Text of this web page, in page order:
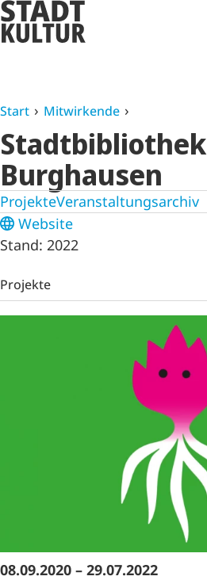
Start Mitwirkende
Stadtbibliothek
Burghausen
ProjekteVeranstaltungsarchiv
Website
Stand: 2022
Projekte
08.09.2020 – 29.07.2022